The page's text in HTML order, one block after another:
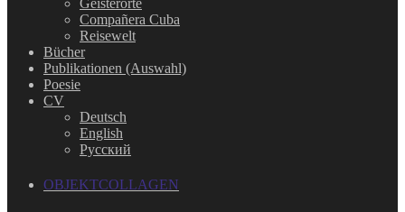
Geisterorte
Compañera Cuba
Reisewelt
Bücher
Publikationen (Auswahl)
Poesie
CV
Deutsch
English
Русский
OBJEKTCOLLAGEN